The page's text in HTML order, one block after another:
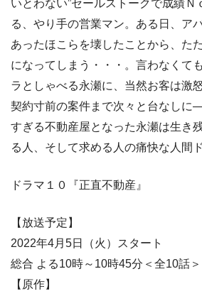
いとわない”セールストークで成績Ｎ
る、やり手の営業マン。ある日、ア
あったほこらを壊したことから、た
になってしまう・・・。言わなくて
ラとしゃべる永瀬に、当然お客は激怒
契約寸前の案件まで次々と台なし
すぎる不動産屋となった永瀬は生き
る人、そして求める人の痛快な人間
ドラマ１０『正直不動産』
【放送予定】
2022年4月5日（火）スタート
総合 よる10時～10時45分＜全10話＞
【原作】